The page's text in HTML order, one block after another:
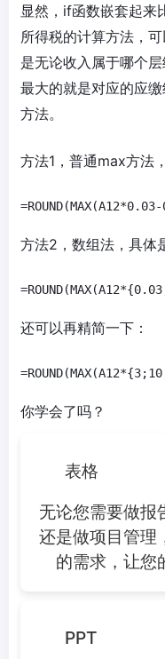
显然，if函数嵌套起来
所得税的计算方法，
是无论收入属于哪个
最大的就是对应的应
方法。
方法1，普通max方法
方法2，数组法，具体
还可以再精简一下：
你学会了吗？
表格
无论您需要做报
还是做项目管理
的需求，让您
PPT